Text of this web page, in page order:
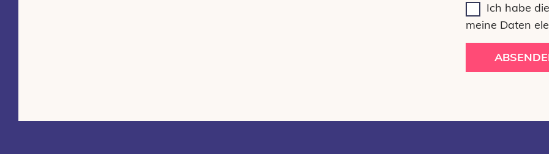
Ich habe die
meine Daten